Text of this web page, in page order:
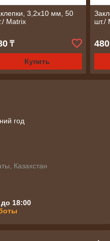
3,2х10 мм, 50
Matrix
₸
Купить
шт./
480
год
Казахстан
18:00